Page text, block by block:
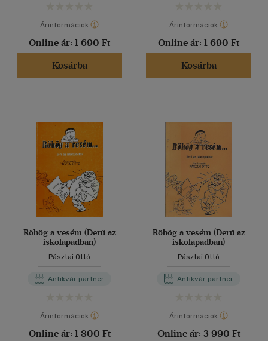
Árinformációk
Online ár: 1 690 Ft
Kosárba
Árinformációk
Online ár: 1 690 Ft
Kosárba
Röhög a vesém (Derű az
iskolapadban)
Pásztai Ottó
Antikvár partner
Árinformációk
Online ár: 1 800 Ft
Röhög a vesém (Derű az
iskolapadban)
Pásztai Ottó
Antikvár partner
Árinformációk
Online ár: 3 990 Ft